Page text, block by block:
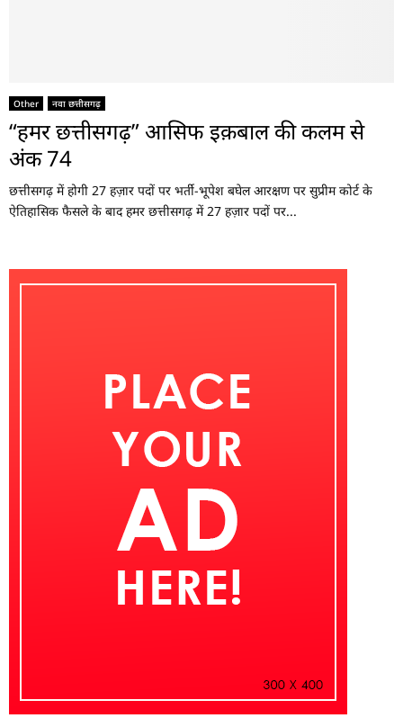
Other नवा छत्तीसगढ़
“हमर छत्तीसगढ़” आसिफ इक़बाल की कलम से
अंक 74
छत्तीसगढ़ में होगी 27 हज़ार पदों पर भर्ती-भूपेश बघेल आरक्षण पर सुप्रीम कोर्ट के
ऐतिहासिक फैसले के बाद हमर छत्तीसगढ़ में 27 हज़ार पदों पर...